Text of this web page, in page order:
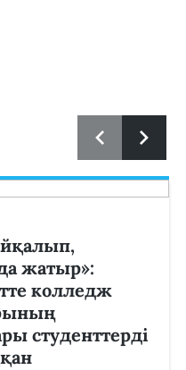
жатыр»:
колледж
студенттерді